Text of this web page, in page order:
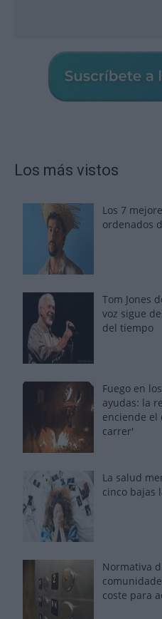
Los más vistos
Los 7
ordenados
Tom Jones
voz sigue
del tiempo
Fuego en
ayudas: la
enciende el
carrer'
La salud
cinco bajas
Normativa
coste para